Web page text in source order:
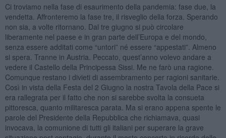
Ci troviamo nella fase di esaurimento della pandemia: fase due, la
vendetta. Affronteremo la fase tre, il risveglio della forza. Sperando
non sia, a volte ritornano. Dal tre giugno si può circolare
liberamente nel paese e in gran parte dell’Europa e del mondo,
senza essere additati come “untori” né essere “appestati”. Almeno
si spera. Tranne in Austria. Peccato, quest’anno volevo andare a
vedere il Castello della Principessa Sissi. Me ne farò una ragione.
Comunque restano i divieti di assembramento per ragioni sanitarie.
Così in vista della Festa del 2 Giugno la nostra Tavola della Pace si
era rallegrata per il fatto che non si sarebbe svolta la consueta
pittoresca, quanto militaresca parata. Ma si erano appena spente le
parole del Presidente della Repubblica che richiamava, quasi
invocava, la comunione di tutti gli italiani per superare la grave